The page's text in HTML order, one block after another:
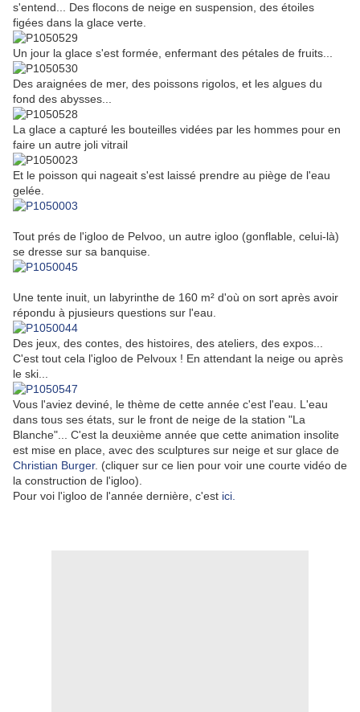
s'entend... Des flocons de neige en suspension, des étoiles
figées dans la glace verte.
Un jour la glace s'est formée, enfermant des pétales de fruits...
Des araignées de mer, des poissons rigolos, et les algues du
fond des abysses...
La glace a capturé les bouteilles vidées par les hommes pour en
faire un autre joli vitrail
Et le poisson qui nageait s'est laissé prendre au piège de l'eau
gelée.
Tout prés de l'igloo de Pelvoo, un autre igloo (gonflable, celui-là)
se dresse sur sa banquise.
Une tente inuit, un labyrinthe de 160 m² d'où on sort après avoir
répondu à pjusieurs questions sur l'eau.
Des jeux, des contes, des histoires, des ateliers, des expos...
C'est tout cela l'igloo de Pelvoux ! En attendant la neige ou après
le ski...
Vous l'aviez deviné, le thème de cette année c'est l'eau. L'eau
dans tous ses états, sur le front de neige de la station "La
Blanche"... C'est la deuxième année que cette animation insolite
est mise en place, avec des sculptures sur neige et sur glace de
Christian Burger. (cliquer sur ce lien pour voir une courte vidéo de
la construction de l'igloo).
Pour voi l'igloo de l'année dernière, c'est ici.